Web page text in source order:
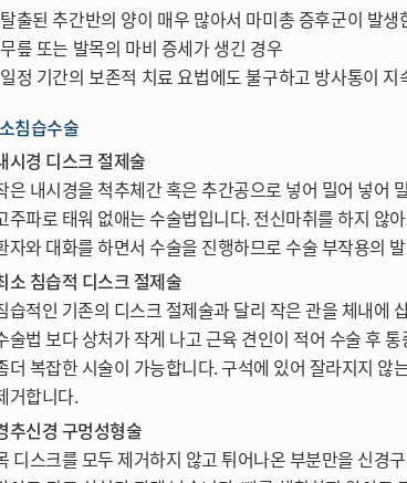
탈출된 추간반의 양이 매우 많아서 마미총 증후군이 발생
무릎 또는 발목의 마비 증세가 생긴 경우
일정 기간의 보존적 치료 요법에도 불구하고 방사통이 지
침습수술
시경 디스크 절제술
은 내시경을 척추체간 혹은 추간공으로 넣어 밀어 넣어
주파로 태워 없애는 수술법입니다. 전신마취를 하지 않
자와 대화를 하면서 수술을 진행하므로 수술 부작용의
소 침습적 디스크 절제술
습적인 기존의 디스크 절제술과 달리 작은 관을 체내에
술법 보다 상처가 작게 나고 근육 견인이 적어 수술 후
더 복잡한 시술이 가능합니다. 구석에 있어 잘라지지 않
거합니다.
추신경 구멍성형술
디스크를 모두 제거하지 않고 튀어나온 부분만을 신경